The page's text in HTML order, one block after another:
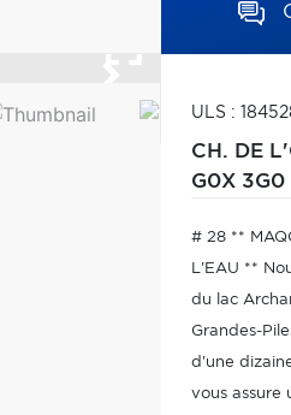
ULS :
CH. DE
G0X 3G0
# 28 **
L'EAU **
du lac
Grandes-
d'une
vous assure